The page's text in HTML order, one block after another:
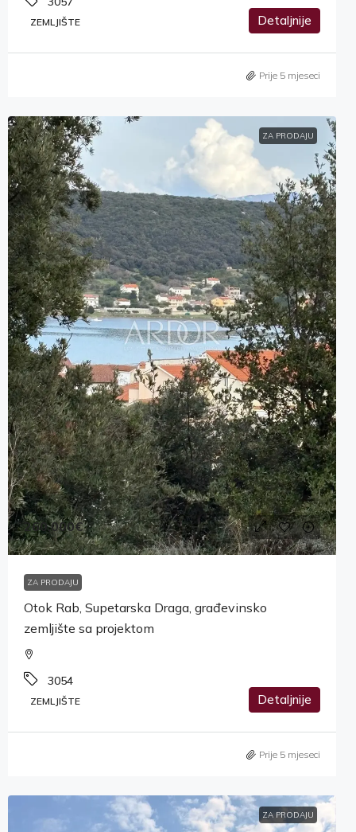
ZEMLJIŠTE Detaljnije
Prije 5 mjeseci
ZA PRODAJU
260,000€
ZA PRODAJU
Otok Rab, Supetarska Draga, građevinsko
zemljište sa projektom
3054
ZEMLJIŠTE Detaljnije
Prije 5 mjeseci
ZA PRODAJU